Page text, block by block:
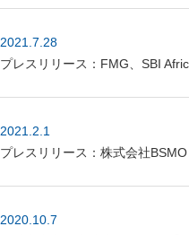
2021.7.28
プレスリリース：FMG、SBI
2021.2.1
プレスリリース：株式会社
2020.10.7